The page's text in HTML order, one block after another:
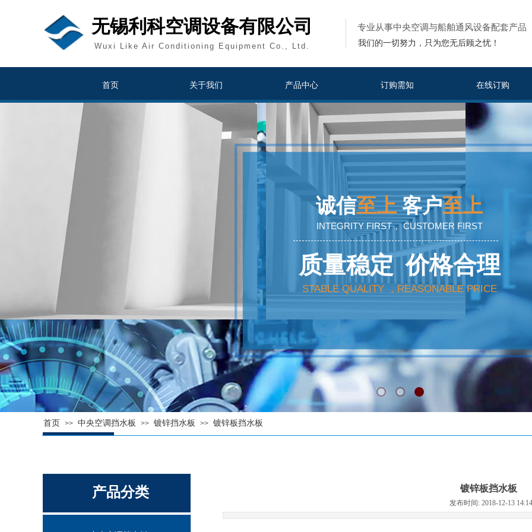
无锡利科空调设备有限公司 专业从事中央空调与船舶通风设备配套产品
我们的一切努力，只为您无后顾之忧！
Wuxi Like Air Conditioning Equipment Co., Ltd.
首页 关于我们 产品中心 订购需知 在线订购
诚信至上客户至上
INTEGRITY FIRST， CUSTOMER FIRST
质量稳定价格合理
STABLE QUALITY ，REASONABLE PRICE
首页 >> 中央空调挡水板 >> 镀锌挡水板 >> 镀锌板挡水板
镀锌板挡水板
发布时间: 2018-12-13
产品分类